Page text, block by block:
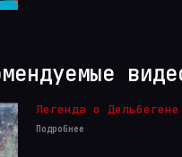
Легенда о Дельбегене
Подробнее